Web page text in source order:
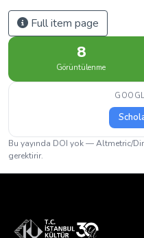
Full item page
8
Görüntülenme
Bu yayında DOI yok — Altmetric/
gerektirir.